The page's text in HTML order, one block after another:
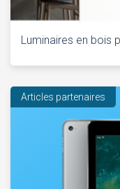
Luminaires en bois
Articles partenaires